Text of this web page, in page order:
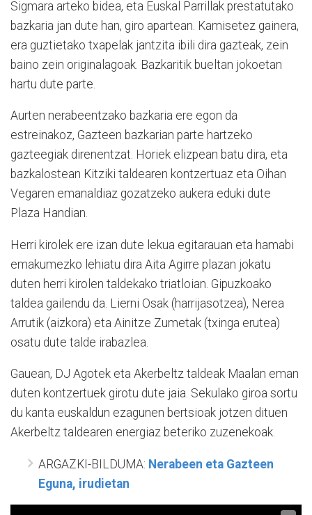
Sigmara arteko bidea, eta Euskal Parrillak prestatutako
bazkaria jan dute han, giro apartean. Kamisetez gainera,
era guztietako txapelak jantzita ibili dira gazteak, zein
baino zein originalagoak. Bazkaritik bueltan jokoetan
hartu dute parte.
Aurten nerabeentzako bazkaria ere egon da
estreinakoz, Gazteen bazkarian parte hartzeko
gazteegiak direnentzat. Horiek elizpean batu dira, eta
bazkalostean Kitziki taldearen kontzertuaz eta Oihan
Vegaren emanaldiaz gozatzeko aukera eduki dute
Plaza Handian.
Herri kirolek ere izan dute lekua egitarauan eta hamabi
emakumezko lehiatu dira Aita Agirre plazan jokatu
duten herri kirolen taldekako triatloian. Gipuzkoako
taldea gailendu da. Lierni Osak (harrijasotzea), Nerea
Arrutik (aizkora) eta Ainitze Zumetak (txinga erutea)
osatu dute talde irabazlea.
Gauean, DJ Agotek eta Akerbeltz taldeak Maalan eman
duten kontzertuek girotu dute jaia. Sekulako giroa sortu
du kanta euskaldun ezagunen bertsioak jotzen dituen
Akerbeltz taldearen energiaz beteriko zuzenekoak.
ARGAZKI-BILDUMA: Nerabeen eta Gazteen
Eguna, irudietan